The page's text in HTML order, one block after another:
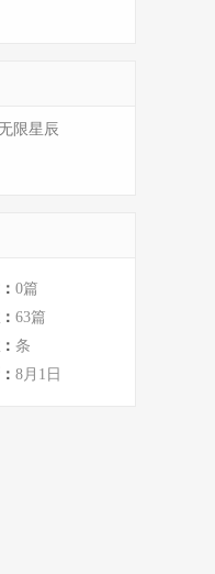
限星辰
0篇
63篇
条
8月1日